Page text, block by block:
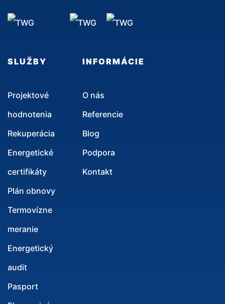
SLUŽBY
Projektové
hodnotenia
Rekuperácia
Energetické
certifikáty
Plán obnovy
Termovízne
meranie
Energetický
audit
Pasport
INFORMÁCIE
O nás
Referencie
Blog
Podpora
Kontakt